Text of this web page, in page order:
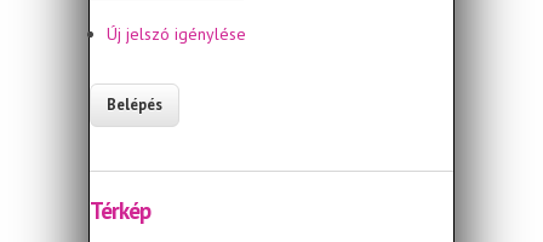
Új jelszó igénylése
Térkép